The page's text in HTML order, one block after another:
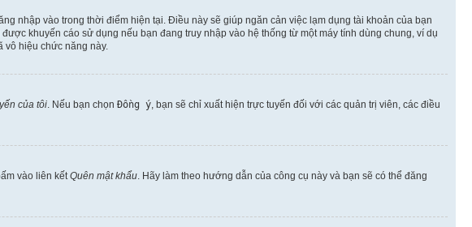
nhập vào trong thời điểm hiện tại. Điều này sẽ giúp ngăn cản việc lạm dụng tài khoản của bạn
khuyến cáo sử dụng nếu bạn đang truy nhập vào hệ thống từ một máy tính dùng chung, ví dụ
hiệu chức năng này.
của tôi . Nếu bạn chọn Đồng ý , bạn sẽ chỉ xuất hiện trực tuyến đối với các quản trị viên, các điều
vào liên kết Quên mật khẩu . Hãy làm theo hướng dẫn của công cụ này và bạn sẽ có thể đăng